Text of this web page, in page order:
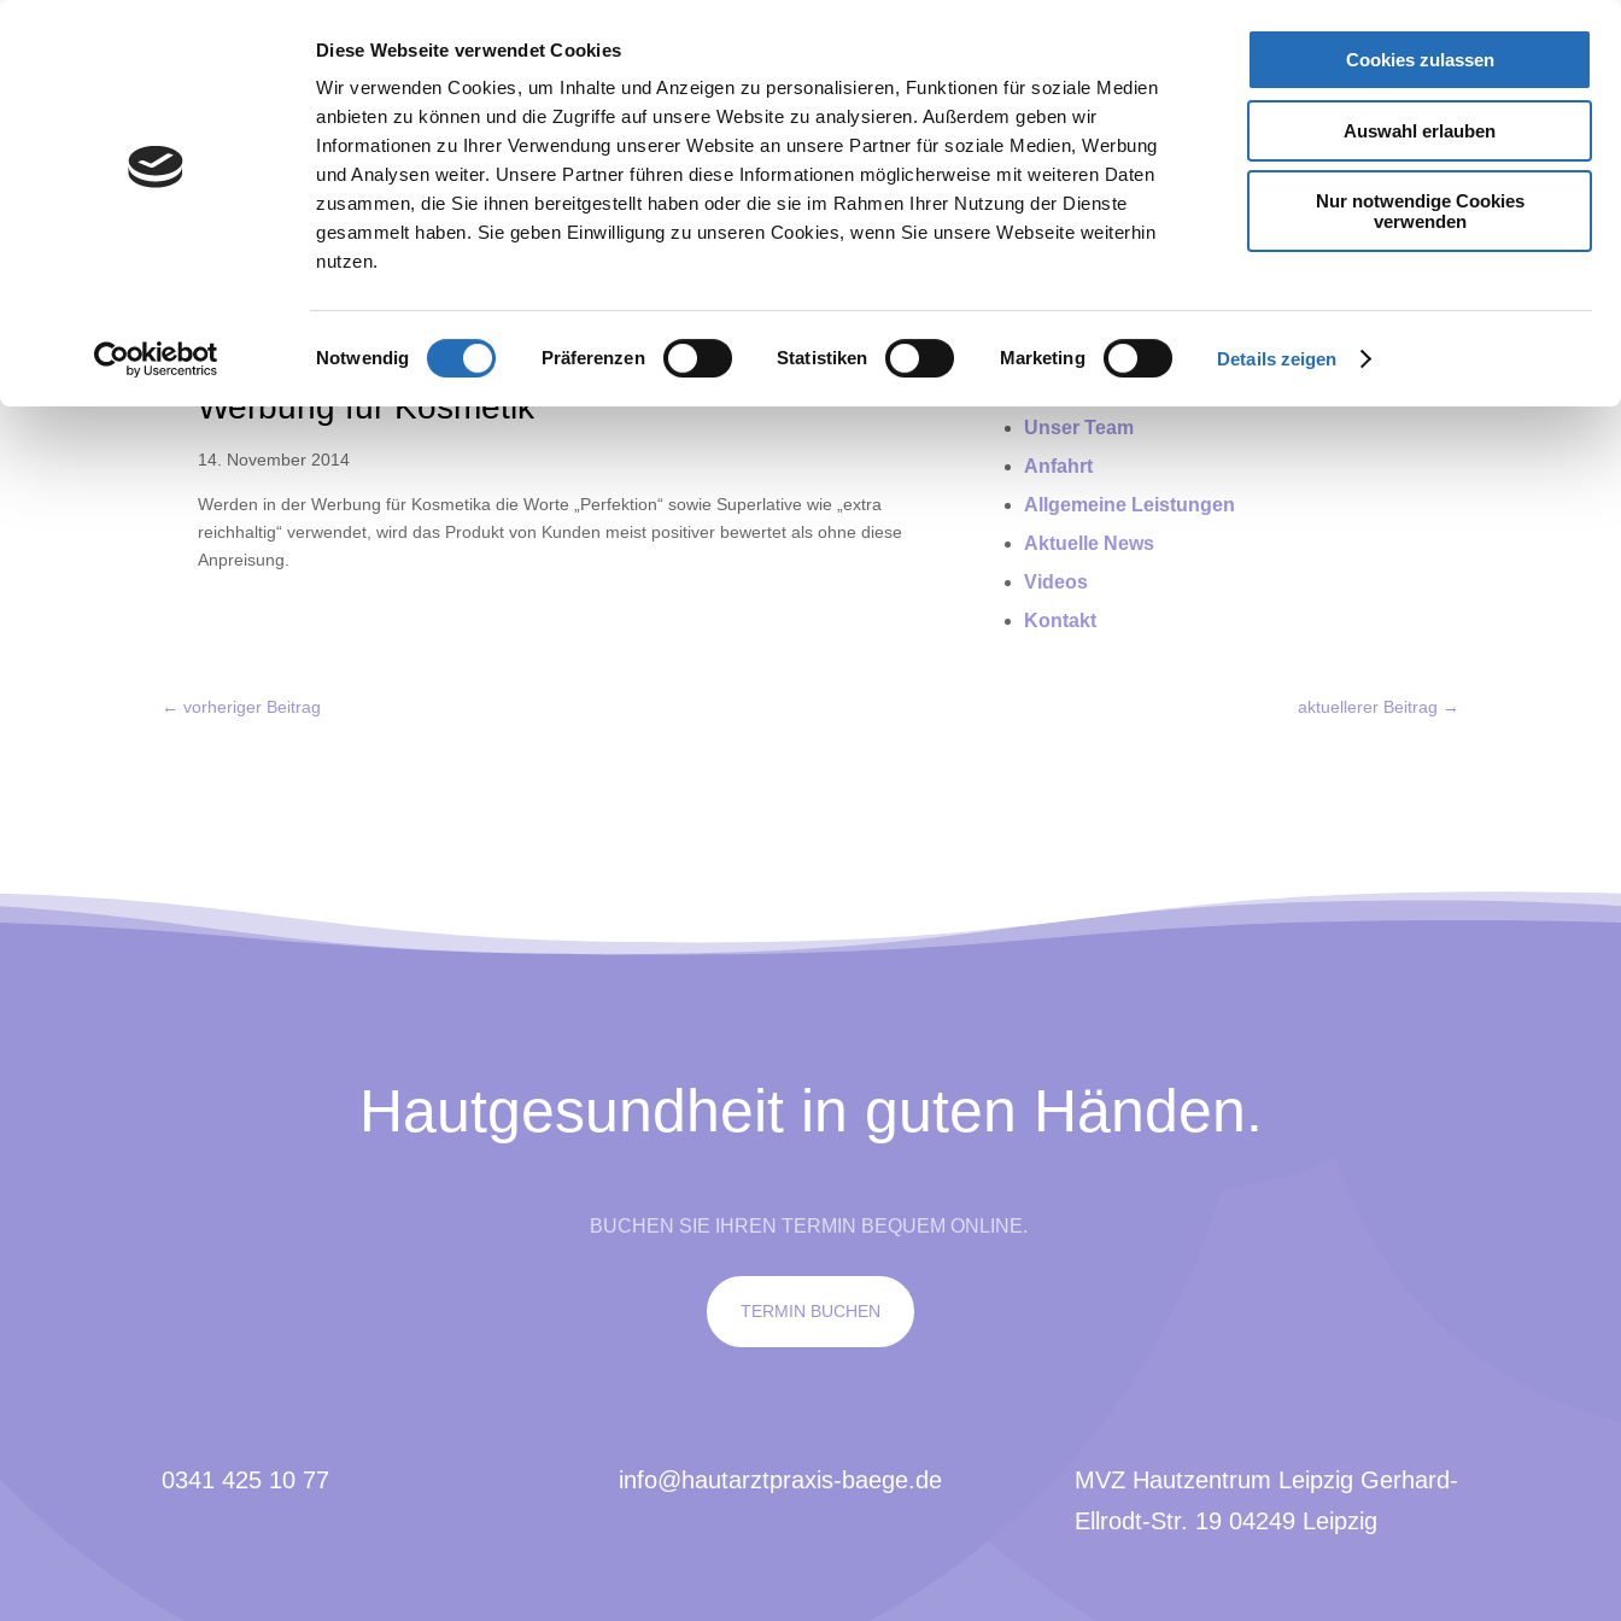
Diese Webseite verwendet Cookies
Wir verwenden Cookies, um Inhalte und Anzeigen zu personalisieren, Funktionen für soziale Medien
anbieten zu können und die Zugriffe auf unsere Website zu analysieren. Außerdem geben wir
Informationen zu Ihrer Verwendung unserer Website an unsere Partner für soziale Medien, Werbung
und Analysen weiter. Unsere Partner führen diese Informationen möglicherweise mit weiteren Daten
zusammen, die Sie ihnen bereitgestellt haben oder die sie im Rahmen Ihrer Nutzung der Dienste
gesammelt haben. Sie geben Einwilligung zu unseren Cookies, wenn Sie unsere Webseite weiterhin
nutzen.
Einwilligungsauswahl
Notwendig Präferenzen Statistiken Marketing Details zeigen
Cookies zulassen
Auswahl erlauben
Nur notwendige Cookies
verwenden
KONTAKTIEREN SIE UNS
Werbung für Kosmetik
14. November 2014
Werden in der Werbung für Kosmetika die Worte „Perfektion“ sowie Superlative wie „extra
reichhaltig“ verwendet, wird das Produkt von Kunden meist positiver bewertet als ohne diese
Anpreisung.
Nützliche Links
Unser Team
Anfahrt
Allgemeine Leistungen
Aktuelle News
Videos
Kontakt
←vorheriger Beitrag aktuellerer Beitrag →
Hautgesundheit in guten Händen.
BUCHEN SIE IHREN TERMIN BEQUEM ONLINE.
TERMIN BUCHEN
0341 425 10 77 info@hautarztpraxis-baege.de
MVZ Hautzentrum Leipzig Gerhard-
Ellrodt-Str. 19 04249 Leipzig